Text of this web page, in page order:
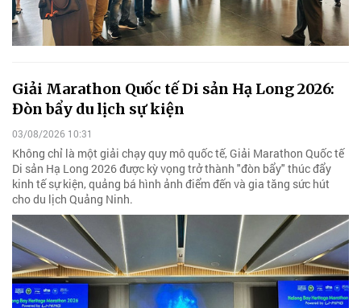
Giải Marathon Quốc tế Di sản Hạ Long 2026:
Đòn bẩy du lịch sự kiện
03/08/2026 10:31
Không chỉ là một giải chạy quy mô quốc tế, Giải Marathon Quốc tế
Di sản Hạ Long 2026 được kỳ vọng trở thành "đòn bẩy" thúc đẩy
kinh tế sự kiện, quảng bá hình ảnh điểm đến và gia tăng sức hút
cho du lịch Quảng Ninh.